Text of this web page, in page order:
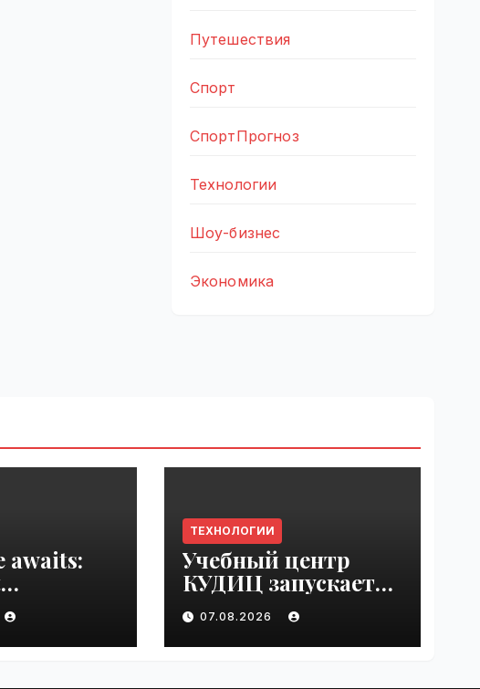
Путешествия
Спорт
СпортПрогноз
Технологии
Шоу-бизнес
Экономика
awaits:
Disrupt
by
|
ТЕХНОЛОГИИ
Учебный центр
КУДИЦ запускает
авторизованный
курс по
администрировани
07.08.2026